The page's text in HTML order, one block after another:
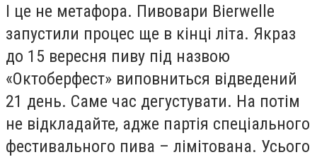
І це не метафора. Пивовари Bierwelle
запустили процес ще в кінці літа. Якраз
до 15 вересня пиву під назвою
«Октоберфест» виповниться відведений
21 день. Саме час дегустувати. На потім
не відкладайте, адже партія спеціального
фестивального пива – лімітована. Усього